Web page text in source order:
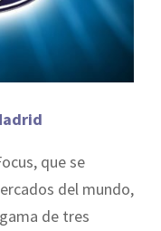
que se
del mundo,
de tres